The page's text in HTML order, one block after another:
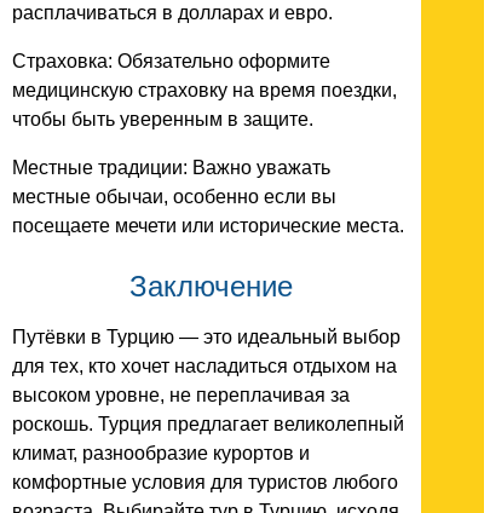
расплачиваться в долларах и евро.
Страховка: Обязательно оформите
медицинскую страховку на время поездки,
чтобы быть уверенным в защите.
Местные традиции: Важно уважать
местные обычаи, особенно если вы
посещаете мечети или исторические места.
Заключение
Путёвки в Турцию — это идеальный выбор
для тех, кто хочет насладиться отдыхом на
высоком уровне, не переплачивая за
роскошь. Турция предлагает великолепный
климат, разнообразие курортов и
комфортные условия для туристов любого